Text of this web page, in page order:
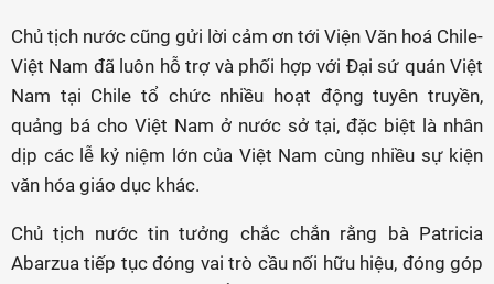
Chủ tịch nước cũng gửi lời cảm ơn tới Viện Văn hoá Chile-
Việt Nam đã luôn hỗ trợ và phối hợp với Đại sứ quán Việt
Nam tại Chile tổ chức nhiều hoạt động tuyên truyền,
quảng bá cho Việt Nam ở nước sở tại, đặc biệt là nhân
dịp các lễ kỷ niệm lớn của Việt Nam cùng nhiều sự kiện
văn hóa giáo dục khác.
Chủ tịch nước tin tưởng chắc chắn rằng bà Patricia
Abarzua tiếp tục đóng vai trò cầu nối hữu hiệu, đóng góp